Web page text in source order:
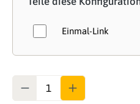
Einmal-Link